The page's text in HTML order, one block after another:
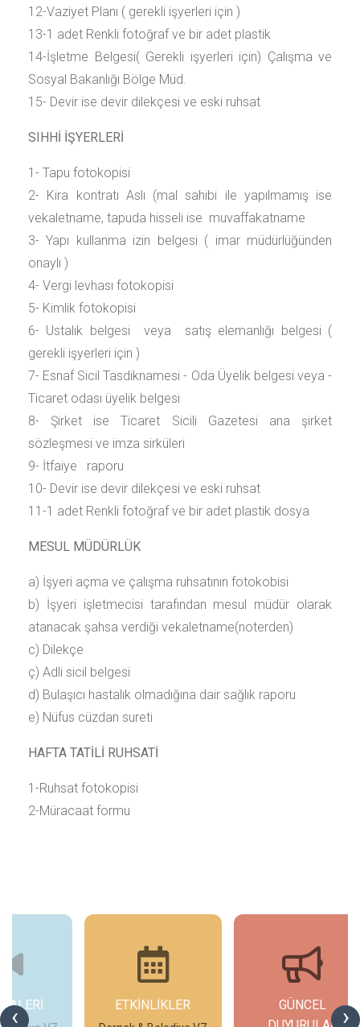
12-Vaziyet Planı ( gerekli işyerleri için )
13-1 adet Renkli fotoğraf ve bir adet plastik
14-İşletme Belgesi( Gerekli işyerleri için) Çalışma ve
Sosyal Bakanlığı Bölge Müd.
15- Devir ise devir dilekçesi ve eski ruhsat
SIHHİ İŞYERLERİ
1- Tapu fotokopisi
2- Kira kontratı Aslı (mal sahibi ile yapılmamış ise
vekaletname, tapuda hisseli ise muvaffakatname
3- Yapı kullanma izin belgesi ( imar müdürlüğünden
onaylı )
4- Vergi levhası fotokopisi
5- Kimlik fotokopisi
6- Ustalık belgesi veya satış elemanlığı belgesi (
gerekli işyerleri için )
7- Esnaf Sicil Tasdiknamesi - Oda Üyelik belgesi veya -
Ticaret odası üyelik belgesi
8- Şirket ise Ticaret Sicili Gazetesi ana şirket
sözleşmesi ve imza sirküleri
9- İtfaiye raporu
10- Devir ise devir dilekçesi ve eski ruhsat
11-1 adet Renkli fotoğraf ve bir adet plastik dosya
MESUL MÜDÜRLÜK
a) İşyeri açma ve çalışma ruhsatının fotokobisi
b) İşyeri işletmecisi tarafından mesul müdür olarak
atanacak şahsa verdiği vekaletname(noterden)
c) Dilekçe
ç) Adli sicil belgesi
d) Bulaşıcı hastalık olmadığına dair sağlık raporu
e) Nüfus cüzdan sureti
HAFTA TATİLİ RUHSATİ
1-Ruhsat fotokopisi
2-Müracaat formu
‹ ›
ETKİNLİKLER
GÜNCEL